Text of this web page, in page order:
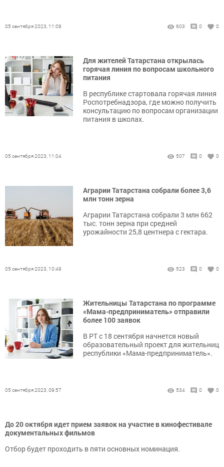
05 сентября 2023, 11:09 603 0 0
Для жителей Татарстана открылась
горячая линия по вопросам школьного
питания
В республике стартовала горячая линия
Роспотребнадзора, где можно получить
консультацию по вопросам организации
питания в школах.
05 сентября 2023, 11:04 507 0 0
Аграрии Татарстана собрали более 3,6
млн тонн зерна
Аграрии Татарстана собрали 3 млн 662
тыс. тонн зерна при средней
урожайности 25,8 центнера с гектара.
05 сентября 2023, 10:49 523 0 0
Жительницы Татарстана по программе
«Мама-предприниматель» отправили
более 100 заявок
В РТ с 18 сентября начнется новый
образовательный проект для жительниц
республики «Мама-предприниматель».
05 сентября 2023, 09:57 534 0 0
До 20 октября идет прием заявок на участие в кинофестивале
документальных фильмов
Отбор будет проходить в пяти основных номинация.